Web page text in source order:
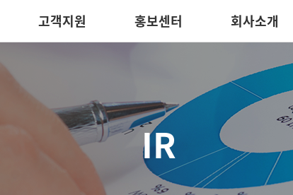
고객지원 홍보센터 회사소개
IR